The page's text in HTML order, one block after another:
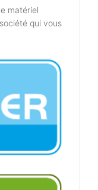
matériel
qui vous